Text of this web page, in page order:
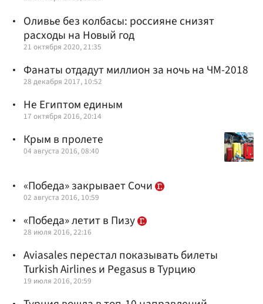
Оливье без колбасы: россияне снизят
расходы на Новый год
21 октября 2020, 21:35
Фанаты отдадут миллион за ночь на ЧМ-2018
28 декабря 2017, 10:52
Не Египтом единым
17 октября 2016, 20:14
Крым в пролете
04 августа 2016, 08:40
«Победа» закрывает Сочи
02 августа 2016, 10:59
«Победа» летит в Пизу
28 июля 2016, 22:16
Aviasales перестал показывать билеты
Turkish Airlines и Pegasus в Турцию
19 июля 2016, 20:59